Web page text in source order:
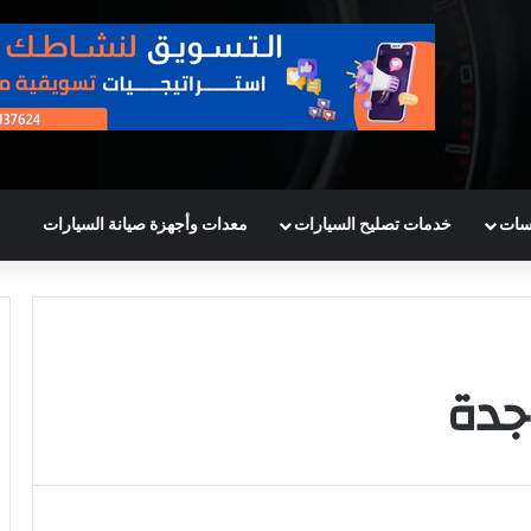
خدمات تصليح السيارات معدات وأجهزة صيانة السيارات